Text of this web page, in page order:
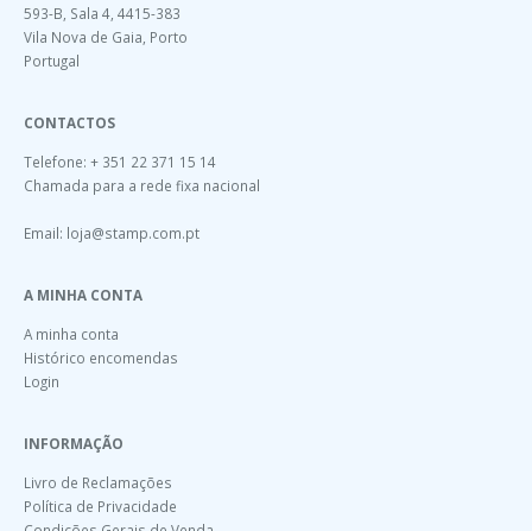
593-B, Sala 4, 4415-383
Vila Nova de Gaia, Porto
Portugal
CONTACTOS
Telefone: + 351 22 371 15 14
Chamada para a rede fixa nacional
Email: loja@stamp.com.pt
A MINHA CONTA
A minha conta
Histórico encomendas
Login
INFORMAÇÃO
Livro de Reclamações
Política de Privacidade